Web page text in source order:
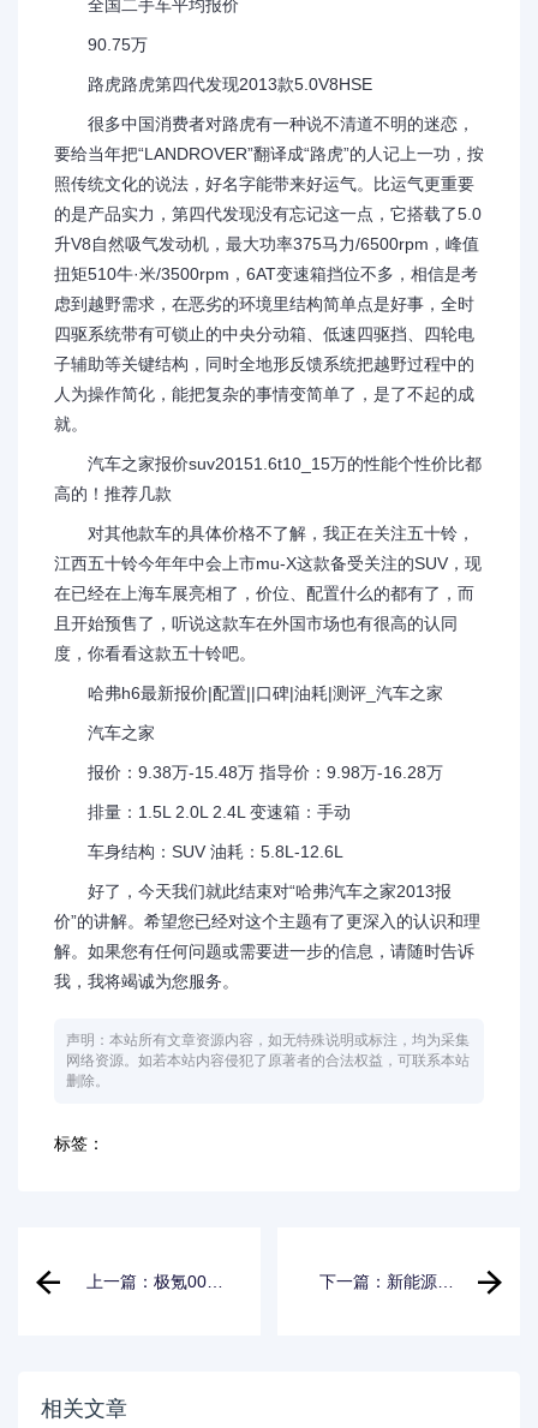
全国二手车平均报价
90.75万
路虎路虎第四代发现2013款5.0V8HSE
很多中国消费者对路虎有一种说不清道不明的迷恋，
要给当年把“LANDROVER”翻译成“路虎”的人记上一功，按
照传统文化的说法，好名字能带来好运气。比运气更重要
的是产品实力，第四代发现没有忘记这一点，它搭载了5.0
升V8自然吸气发动机，最大功率375马力/6500rpm，峰值
扭矩510牛·米/3500rpm，6AT变速箱挡位不多，相信是考
虑到越野需求，在恶劣的环境里结构简单点是好事，全时
四驱系统带有可锁止的中央分动箱、低速四驱挡、四轮电
子辅助等关键结构，同时全地形反馈系统把越野过程中的
人为操作简化，能把复杂的事情变简单了，是了不起的成
就。
汽车之家报价suv20151.6t10_15万的性能个性价比都
高的！推荐几款
对其他款车的具体价格不了解，我正在关注五十铃，
江西五十铃今年年中会上市mu-X这款备受关注的SUV，现
在已经在上海车展亮相了，价位、配置什么的都有了，而
且开始预售了，听说这款车在外国市场也有很高的认同
度，你看看这款五十铃吧。
哈弗h6最新报价|配置||口碑|油耗|测评_汽车之家
汽车之家
报价：9.38万-15.48万 指导价：9.98万-16.28万
排量：1.5L 2.0L 2.4L 变速箱：手动
车身结构：SUV 油耗：5.8L-12.6L
好了，今天我们就此结束对“哈弗汽车之家2013报
价”的讲解。希望您已经对这个主题有了更深入的认识和理
解。如果您有任何问题或需要进一步的信息，请随时告诉
我，我将竭诚为您服务。
声明：本站所有文章资源内容，如无特殊说明或标注，均为采集
网络资源。如若本站内容侵犯了原著者的合法权益，可联系本站
删除。
标签：
上一篇：极氪001
下一篇：新能源汽
相关文章